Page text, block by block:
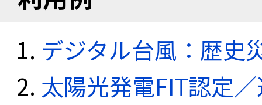
デジタル台風：歴史
太陽光発電FIT認定